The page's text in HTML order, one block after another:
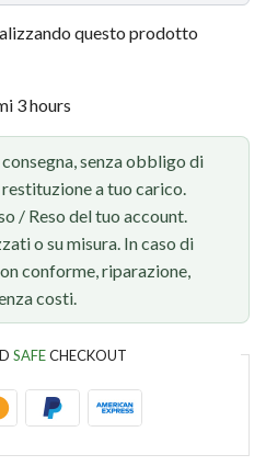
questo prodotto
3 hours
senza obbligo di
a tuo carico.
/ Reso del tuo account.
o su misura. In caso di
conforme, riparazione,
costi.
SAFECHECKOUT